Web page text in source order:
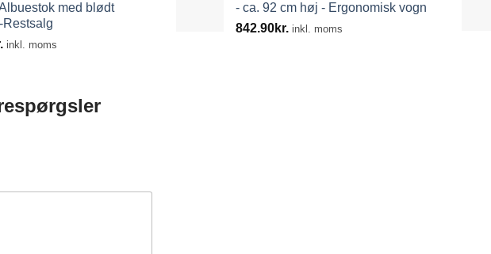
med blødt
Restsalg
inkl. moms
- ca. 92 cm høj - Ergonomisk vogn
842.90kr. inkl. moms